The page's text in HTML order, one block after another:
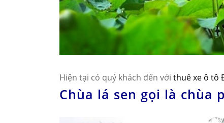
Hiện tại có quý khách đến với thuê xe ô tô
Chùa lá sen gọi là chùa